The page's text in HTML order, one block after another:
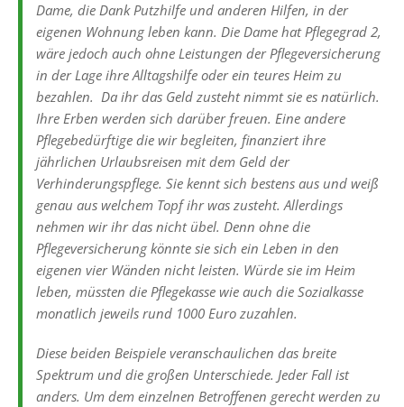
Dame, die Dank Putzhilfe und anderen Hilfen, in der
eigenen Wohnung leben kann. Die Dame hat Pflegegrad 2,
wäre jedoch auch ohne Leistungen der Pflegeversicherung
in der Lage ihre Alltagshilfe oder ein teures Heim zu
bezahlen. Da ihr das Geld zusteht nimmt sie es natürlich.
Ihre Erben werden sich darüber freuen. Eine andere
Pflegebedürftige die wir begleiten, finanziert ihre
jährlichen Urlaubsreisen mit dem Geld der
Verhinderungspflege. Sie kennt sich bestens aus und weiß
genau aus welchem Topf ihr was zusteht. Allerdings
nehmen wir ihr das nicht übel. Denn ohne die
Pflegeversicherung könnte sie sich ein Leben in den
eigenen vier Wänden nicht leisten. Würde sie im Heim
leben, müssten die Pflegekasse wie auch die Sozialkasse
monatlich jeweils rund 1000 Euro zuzahlen.
Diese beiden Beispiele veranschaulichen das breite
Spektrum und die großen Unterschiede. Jeder Fall ist
anders. Um dem einzelnen Betroffenen gerecht werden zu